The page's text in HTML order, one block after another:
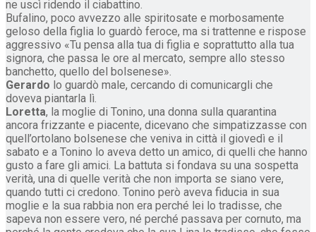
ne uscì ridendo il ciabattino.
Bufalino, poco avvezzo alle spiritosate e morbosamente
geloso della figlia lo guardò feroce, ma si trattenne e rispose
aggressivo «Tu pensa alla tua di figlia e soprattutto alla tua
signora, che passa le ore al mercato, sempre allo stesso
banchetto, quello del bolsenese».
Gerardo lo guardò male, cercando di comunicargli che
doveva piantarla lì.
Loretta, la moglie di Tonino, una donna sulla quarantina
ancora frizzante e piacente, dicevano che simpatizzasse con
quell’ortolano bolsenese che veniva in città il giovedì e il
sabato e a Tonino lo aveva detto un amico, di quelli che hanno
gusto a fare gli amici. La battuta si fondava su una sospetta
verità, una di quelle verità che non importa se siano vere,
quando tutti ci credono. Tonino però aveva fiducia in sua
moglie e la sua rabbia non era perché lei lo tradisse, che
sapeva non essere vero, né perché passava per cornuto, ma